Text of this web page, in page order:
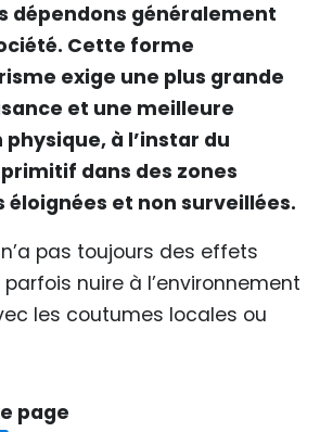
dépendons généralement
Cette forme
exige une plus grande
et une meilleure
à l’instar du
dans des zones
éloignées et non surveillées.
pas toujours des effets
nuire à l’environnement
les coutumes locales ou
page